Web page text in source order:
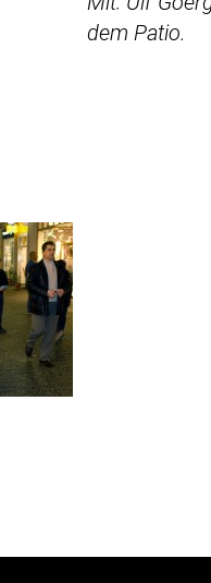
dem Patio.